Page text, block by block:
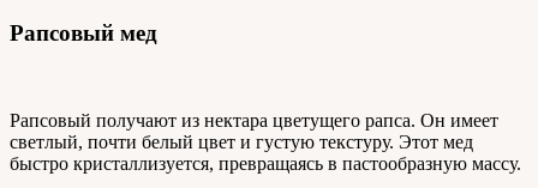
Рапсовый мед
Рапсовый получают из нектара цветущего рапса. Он имеет
светлый, почти белый цвет и густую текстуру. Этот мед
быстро кристаллизуется, превращаясь в пастообразную массу.